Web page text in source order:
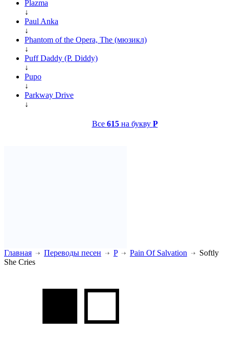
Plazma
↓
Paul Anka
↓
Phantom of the Opera, The (мюзикл)
↓
Puff Daddy (P. Diddy)
↓
Pupo
↓
Parkway Drive
↓
Все 615на букву P
Главная Переводы песен P Pain Of Salvation
Softly
She Cries